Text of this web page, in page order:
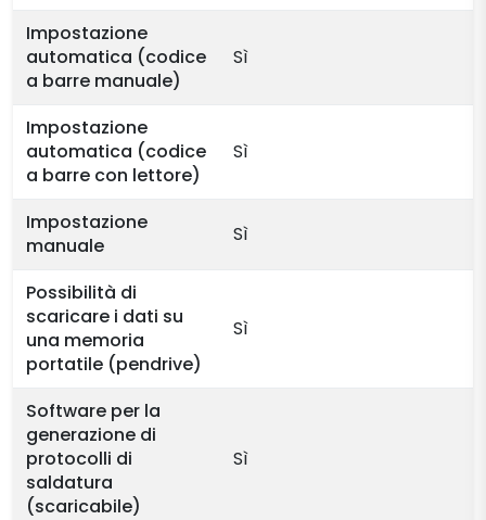
Impostazione
automatica (codice
a barre manuale)
Sì
Impostazione
automatica (codice
a barre con lettore)
Sì
Impostazione
manuale
Sì
Possibilità di
scaricare i dati su
una memoria
portatile (pendrive)
Sì
Software per la
generazione di
protocolli di
saldatura
(scaricabile)
Sì